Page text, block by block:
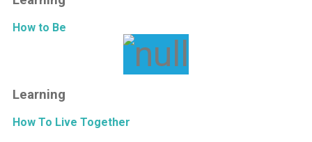
How to Be
Learning
How To Live Together